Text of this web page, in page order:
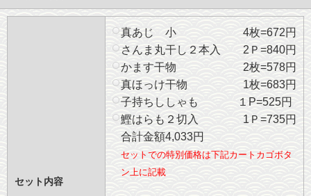
セット内容
真あじ 小 4枚=672円
さんま丸干し２本入 2Ｐ=840円
かます干物 2枚=578円
真ほっけ干物 1枚=683円
子持ちししゃも １P=525円
鰹はらも２切入 1Ｐ=735円
合計金額4,033円
セットでの特別価格は下記カートカゴボタ
ン上に記載